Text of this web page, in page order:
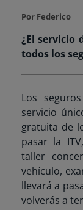
Por Federico
¿El servicio
todos los
Los
servicio
gratuita de
pasar la
taller
vehículo,
llevará a
volverás a